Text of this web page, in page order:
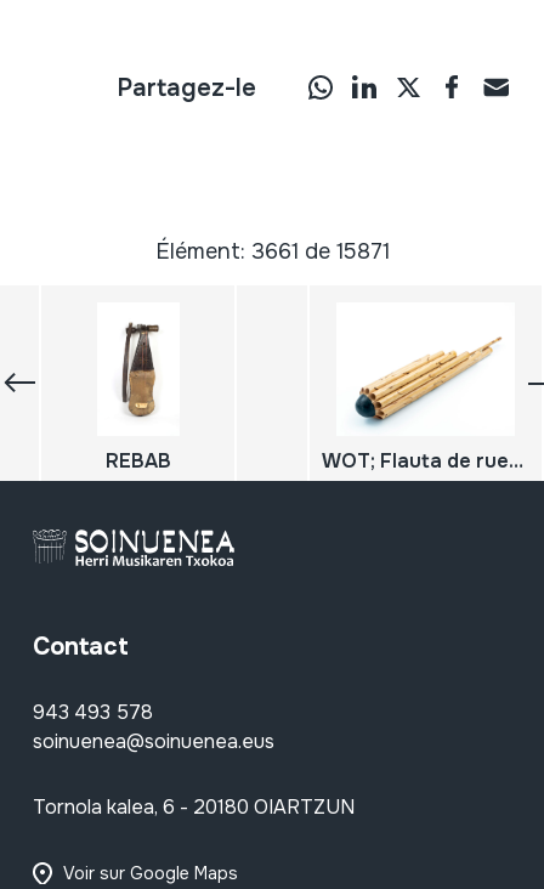
Partagez-le
Élément: 3661 de 15871
REBAB WOT; Flauta de rueda; Circular Panpipes
Contact
943 493 578
soinuenea@soinuenea.eus
Tornola kalea, 6 - 20180 OIARTZUN
Voir sur Google Maps